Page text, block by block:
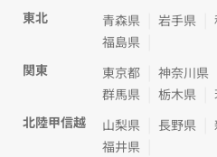
東北
青森県 岩手県
福島県
関東
東京都 神奈川県
群馬県
栃木県
北陸甲信越
山梨県 長野県
福井県